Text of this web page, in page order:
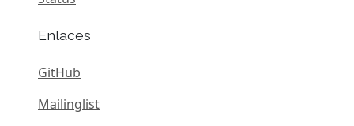
Enlaces
GitHub
Mailinglist